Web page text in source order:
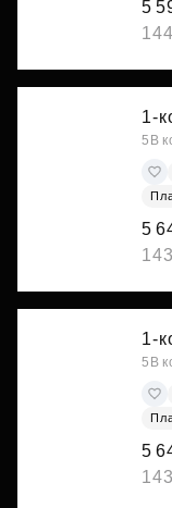
5
1-
5В
5
1-
5В
5